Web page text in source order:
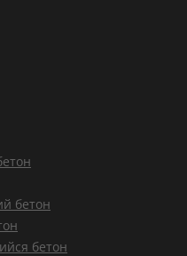
бетон
бетон